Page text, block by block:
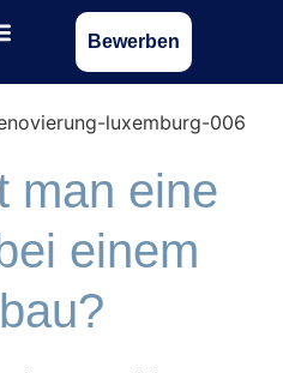
Bewerben
man eine
einem